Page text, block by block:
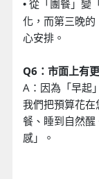
• 從「團餐」變
化，而第三晚
心安排。
Q6：市面上有
A：因為「早起
我們把預算花
餐、睡到自然
感」。